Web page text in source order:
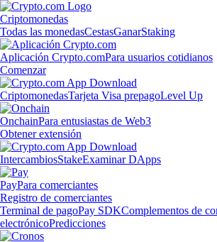
Criptomonedas
Todas las monedasCestasGanarStaking
Aplicación Crypto.comPara usuarios cotidianos
Comenzar
CriptomonedasTarjeta Visa prepagoLevel Up
OnchainPara entusiastas de Web3
Obtener extensión
IntercambiosStakeExaminar DApps
PayPara comerciantes
Registro de comerciantes
Terminal de pagoPay SDKComplementos de
electrónicoPredicciones